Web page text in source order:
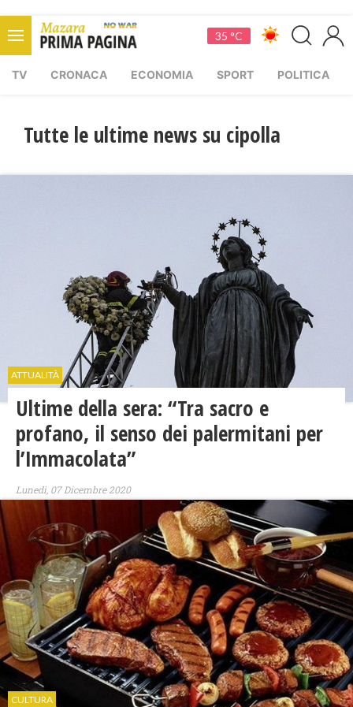
35 °C
TV CRONACA ECONOMIA SPORT POLITICA
Tutte le ultime news su cipolla
ATTUALITÀ
Ultime della sera: “Tra sacro e
profano, il senso dei palermitani per
l’Immacolata”
Lunedì, 07 Dicembre 2020
CULTURA